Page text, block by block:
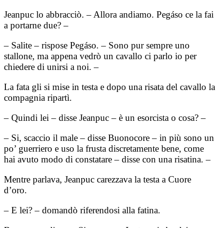
Jeanpuc lo abbracciò. – Allora andiamo. Pegáso ce la fai
a portarne due? –
– Salite – rispose Pegáso. – Sono pur sempre uno
stallone, ma appena vedrò un cavallo ci parlo io per
chiedere di unirsi a noi. –
La fata gli si mise in testa e dopo una risata del cavallo la
compagnia ripartì.
– Quindi lei – disse Jeanpuc – è un esorcista o cosa? –
– Si, scaccio il male – disse Buonocore – in più sono un
po’ guerriero e uso la frusta discretamente bene, come
hai avuto modo di constatare – disse con una risatina. –
Mentre parlava, Jeanpuc carezzava la testa a Cuore
d’oro.
– E lei? – domandò riferendosi alla fatina.